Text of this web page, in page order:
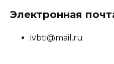
Электронная
ivbti@mail.ru